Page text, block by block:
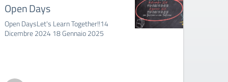
Open Days
Open DaysLet's Learn Together!!14
Dicembre 2024 18 Gennaio 2025